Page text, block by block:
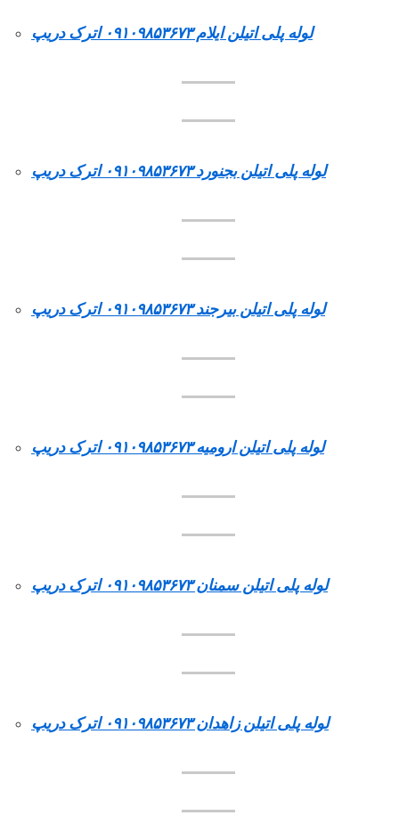
لوله پلی اتیلن ایلام ۰۹۱۰۹۸۵۳۶۷۳ اترک دریپ
لوله پلی اتیلن بجنورد ۰۹۱۰۹۸۵۳۶۷۳ اترک دریپ
لوله پلی اتیلن بیرجند ۰۹۱۰۹۸۵۳۶۷۳ اترک دریپ
لوله پلی اتیلن ارومیه ۰۹۱۰۹۸۵۳۶۷۳ اترک دریپ
لوله پلی اتیلن سمنان ۰۹۱۰۹۸۵۳۶۷۳ اترک دریپ
لوله پلی اتیلن زاهدان ۰۹۱۰۹۸۵۳۶۷۳ اترک دریپ